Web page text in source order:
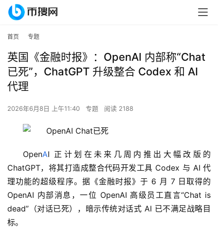
首页 专题
英国《金融时报》：OpenAI 内部称“Chat
已死”，ChatGPT 升级整合 Codex 和 AI
代理
2026年6月8日 上午11:40 专题 阅读 2188
OpenAI 正计划在未来几周内推出大幅改版的
ChatGPT，将其打造成整合代码开发工具 Codex 与 AI 代
理功能的超级程序。据《金融时报》于 6 月 7 日取得的
OpenAI 内部消息，一位 OpenAI 高级员工直言“Chat is
dead”（对话已死），暗示传统对话式 AI 已不满足战略目
标。